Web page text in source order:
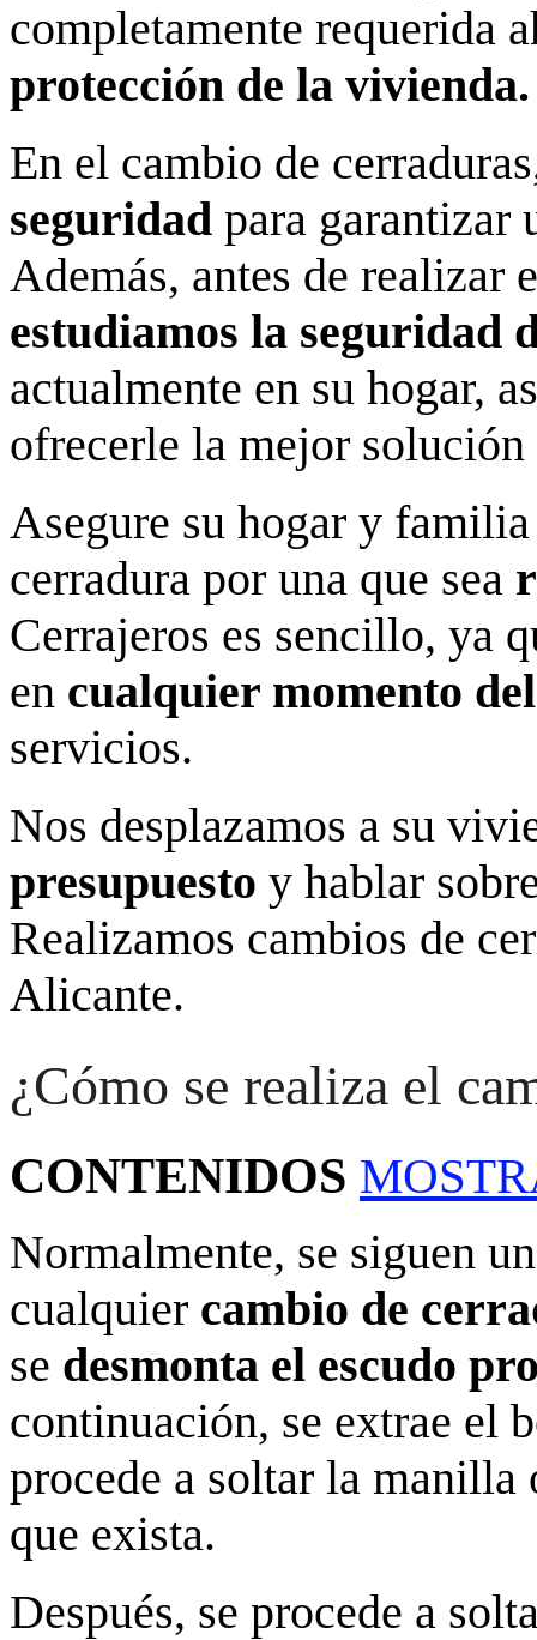
completamente requerida
protección de la
En el cambio de
seguridad para garantizar
Además, antes de realizar
estudiamos la seguridad
actualmente en su hogar,
ofrecerle la mejor
Asegure su hogar y
cerradura por una que sea
Cerrajeros es sencillo, ya
en cualquier momento
servicios.
Nos desplazamos a su
presupuesto y hablar
Realizamos cambios de
Alicante.
¿Cómo se realiza el
CONTENIDOS
Normalmente, se siguen
cualquier cambio de
se desmonta el escudo
continuación, se extrae el
procede a soltar la manilla
que exista.
Después, se procede a